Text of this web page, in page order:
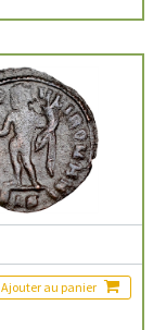
Ajouter au panier